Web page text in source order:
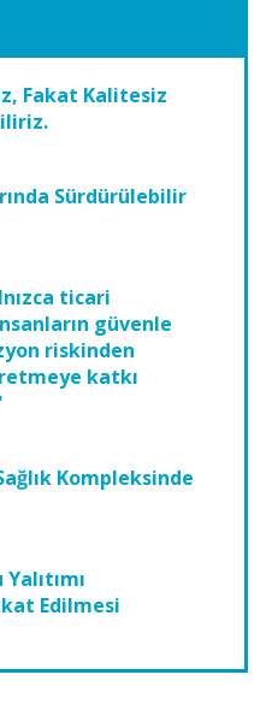
Fakat Kalitesiz
Sürdürülebilir
ticari
güvenle
riskinden
katkı
Kompleksinde
Edilmesi